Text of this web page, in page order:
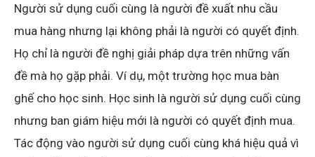
Người sử dụng cuối cùng là người đề xuất nhu cầu
mua hàng nhưng lại không phải là người có quyết định.
Họ chỉ là người đề nghị giải pháp dựa trên những vấn
đề mà họ gặp phải. Ví dụ, một trường học mua bàn
ghế cho học sinh. Học sinh là người sử dụng cuối cùng
nhưng ban giám hiệu mới là người có quyết định mua.
Tác động vào người sử dụng cuối cùng khá hiệu quả vì